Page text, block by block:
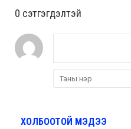
0 cэтгэгдэлтэй
ХОЛБООТОЙ МЭДЭЭ